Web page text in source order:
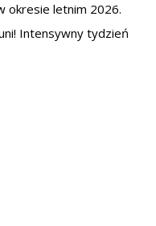
okresie letnim 2026.
Intensywny tydzień